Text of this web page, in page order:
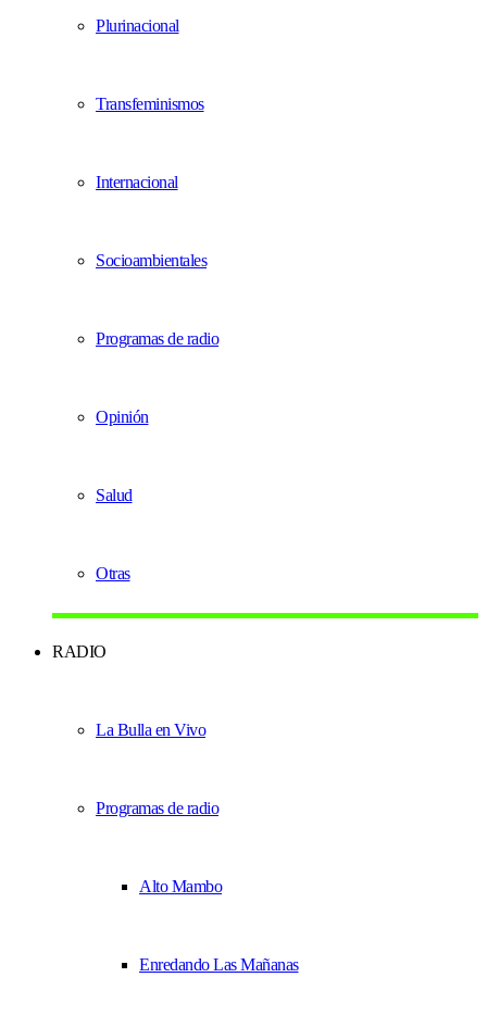
Plurinacional
Transfeminismos
Internacional
Socioambientales
Programas de radio
Opinión
Salud
Otras
RADIO
La Bulla en Vivo
Programas de radio
Alto Mambo
Enredando Las Mañanas